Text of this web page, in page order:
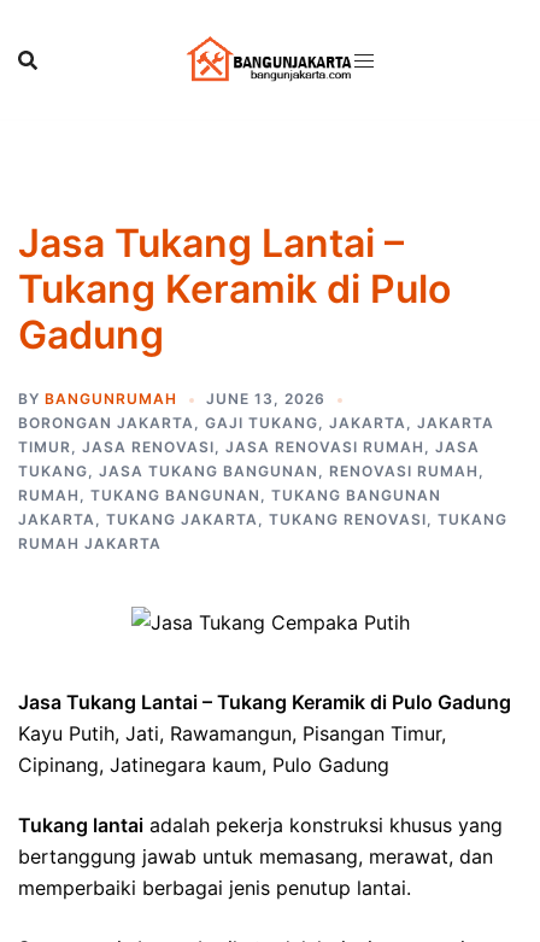
content
Jasa Tukang Lantai –
Tukang Keramik di Pulo
Gadung
BY BANGUNRUMAH
JUNE 13, 2026
BORONGAN JAKARTA, GAJI TUKANG, JAKARTA, JAKARTA
TIMUR, JASA RENOVASI, JASA RENOVASI RUMAH , JASA
TUKANG, JASA TUKANG BANGUNAN , RENOVASI RUMAH ,
RUMAH , TUKANG BANGUNAN , TUKANG BANGUNAN
JAKARTA, TUKANG JAKARTA, TUKANG RENOVASI, TUKANG
RUMAH JAKARTA
Jasa Tukang Lantai – Tukang Keramik di Pulo Gadung
Kayu Putih, Jati, Rawamangun, Pisangan Timur,
Cipinang, Jatinegara kaum, Pulo Gadung
Tukang lantai adalah pekerja konstruksi khusus yang
bertanggung jawab untuk memasang, merawat, dan
memperbaiki berbagai jenis penutup lantai.